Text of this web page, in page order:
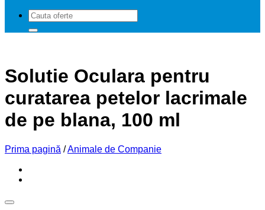
Caută
după:
Solutie Oculara pentru
curatarea petelor lacrimale
de pe blana, 100 ml
Prima pagină /Animale de Companie